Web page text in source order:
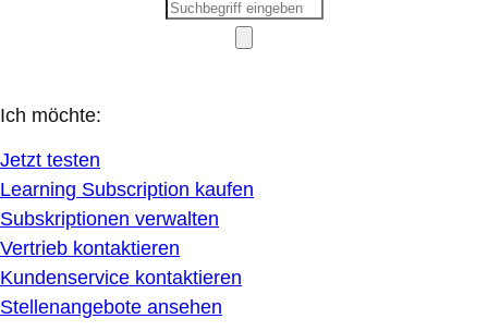
Ich möchte:
Jetzt testen
Learning Subscription kaufen
Subskriptionen verwalten
Vertrieb kontaktieren
Kundenservice kontaktieren
Stellenangebote ansehen